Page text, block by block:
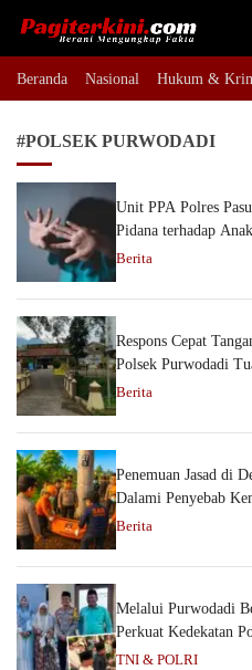
Pagiterkini.com
Berani Mengungkap Fakta
Beranda Nasional Hukum &
#POLSEK PURWODADI
Unit PPA Polres
Pidana terhadap
Berita
Respons Cepat
Polsek Purwodadi
Berita
Penemuan Jasad di
Dalami Penyebab
Berita
Melalui Purwodadi
Perkuat Kedekatan
TNI & POLRI